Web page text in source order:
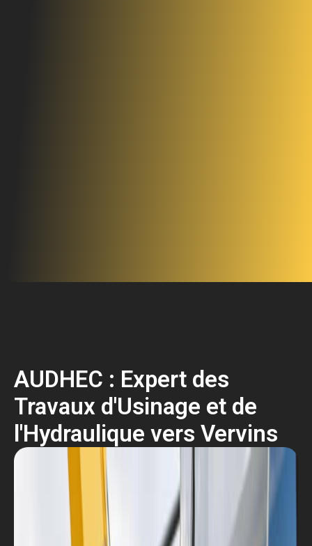
AUDHEC : Expert des
Travaux d'Usinage et de
l'Hydraulique vers Vervins